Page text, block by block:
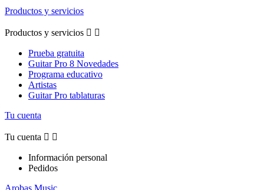
Productos y servicios
Productos y servicios  
Prueba gratuita
Guitar Pro 8 Novedades
Programa educativo
Artistas
Guitar Pro tablaturas
Tu cuenta
Tu cuenta  
Información personal
Pedidos
Arobas Music